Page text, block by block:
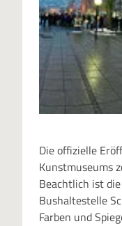
Die offizielle
Kunstmuseums
Beachtlich ist
Bushaltestelle
Farben und